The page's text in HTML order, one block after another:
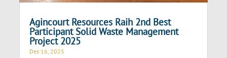
Agincourt Resources Raih 2nd Best
Participant Solid Waste Management
Project 2025
Des 16, 2025